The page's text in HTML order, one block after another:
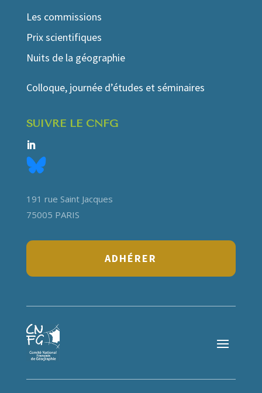
Les commissions
Prix scientifiques
Nuits de la géographie
Colloque, journée d’études et séminaires
SUIVRE LE CNFG
191 rue Saint Jacques
75005 PARIS
ADHÉRER